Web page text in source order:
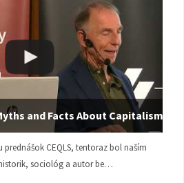
and Facts About Capitalism
CEQLS, tentoraz bol naším
sociológ a autor be…